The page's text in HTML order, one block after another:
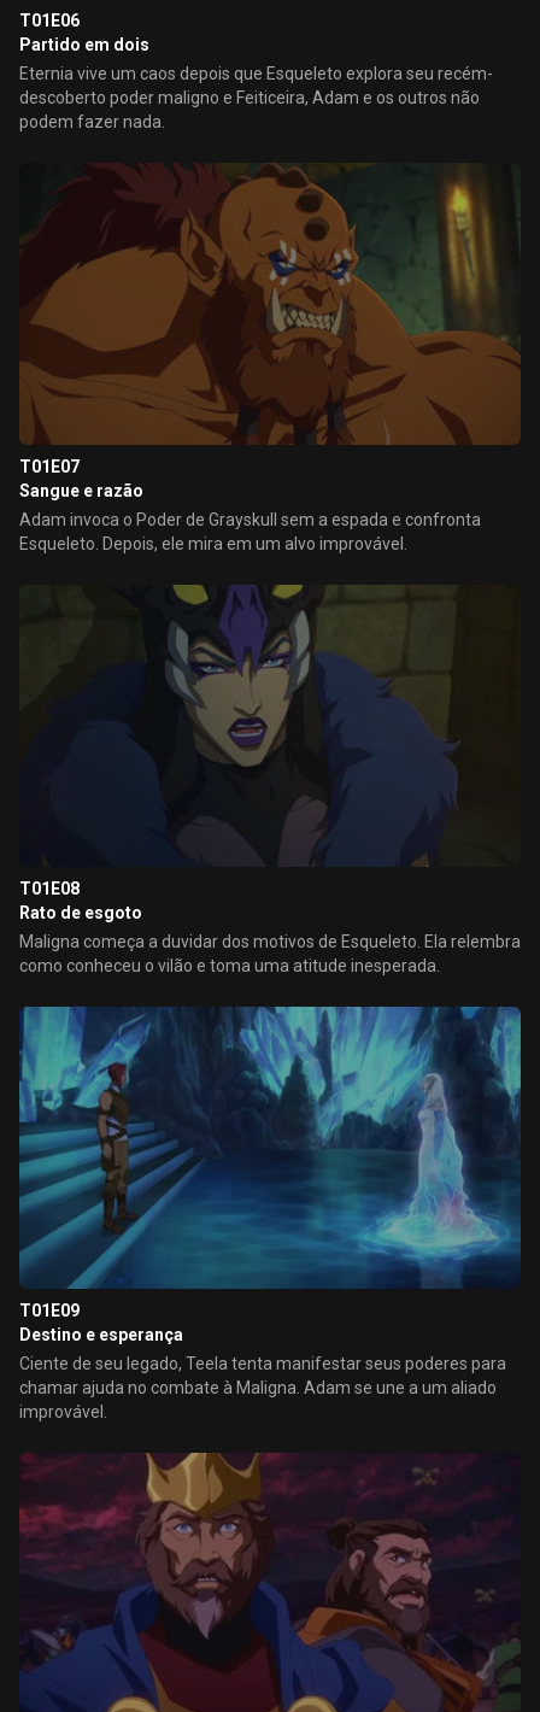
T01E06
Partido em dois
Eternia vive um caos depois que Esqueleto explora seu recém-
descoberto poder maligno e Feiticeira, Adam e os outros não
podem fazer nada.
T01E07
Sangue e razão
Adam invoca o Poder de Grayskull sem a espada e confronta
Esqueleto. Depois, ele mira em um alvo improvável.
T01E08
Rato de esgoto
Maligna começa a duvidar dos motivos de Esqueleto. Ela relembra
como conheceu o vilão e toma uma atitude inesperada.
T01E09
Destino e esperança
Ciente de seu legado, Teela tenta manifestar seus poderes para
chamar ajuda no combate à Maligna. Adam se une a um aliado
improvável.